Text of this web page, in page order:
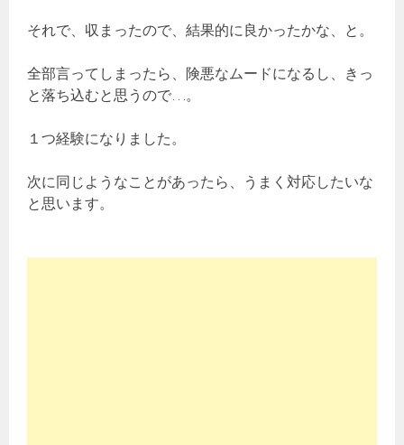
それで、収まったので、結果的に良かったかな、と。
全部言ってしまったら、険悪なムードになるし、きっ
と落ち込むと思うので…。
１つ経験になりました。
次に同じようなことがあったら、うまく対応したいな
と思います。